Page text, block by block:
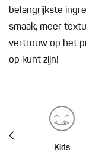
belangrijkste
smaak, meer
vertrouw op het
op kunt zijn!
Kids